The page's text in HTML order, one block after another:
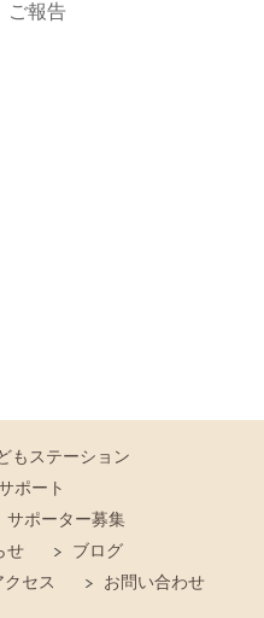
ご報告
もステーション
ポート
サポーター募集
せ
ブログ
クセス
お問い合わせ